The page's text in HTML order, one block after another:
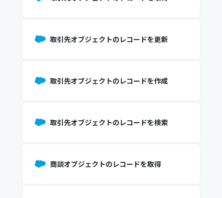
取引先オブジェクトのレコードを更新
取引先オブジェクトのレコードを作成
取引先オブジェクトのレコードを検索
商談オブジェクトのレコードを取得